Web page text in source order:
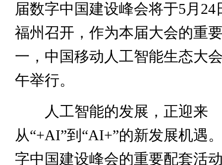
届数字中国建设峰会将于5 月
福州召开，作为本届大会的重
一，中国移动人工智能生态大
午举行。
人工智能的发展，正迎来
从“+AI”到“AI+”的新发展机遇
字中国建设峰会的重要配套活